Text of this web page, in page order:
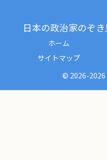
日本の政治家のぞ
ホーム
サイトマップ
© 2026-2026